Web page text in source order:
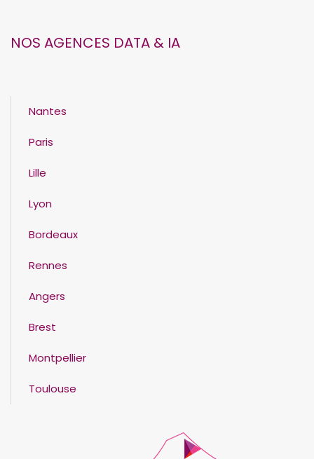
NOS AGENCES DATA & IA
Nantes
Paris
Lille
Lyon
Bordeaux
Rennes
Angers
Brest
Montpellier
Toulouse